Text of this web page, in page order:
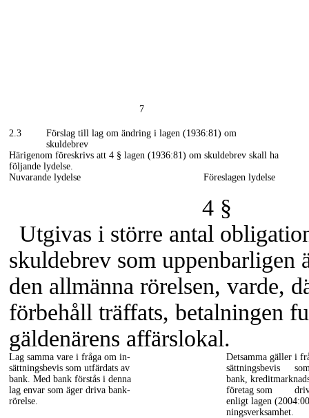
7
2.3
Förslag till lag om ändring i lagen (1936:81) om
skuldebrev
Härigenom föreskrivs att 4 § lagen (1936:81) om skuldebrev skall ha
följande lydelse.
Nuvarande lydelse
Föreslagen lydelse
4 §
Utgivas i större antal
skuldebrev som uppenbarligen
den allmänna rörelsen, varde,
förbehåll träffats, betalningen
gäldenärens affärslokal.
Lag samma vare i fråga om in- Detsamma gäller i
sättningsbevis som utfärdats av
sättningsbevis
bank. Med bank förstås i denna bank,
lag envar som äger driva bank-
företag som
rörelse.
enligt lagen
ningsverksamhet.